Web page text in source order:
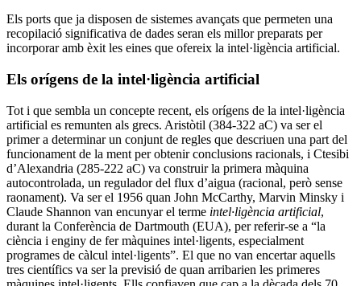
Els ports que ja disposen de sistemes avançats que permeten una
recopilació significativa de dades seran els millor preparats per
incorporar amb èxit les eines que ofereix la intel·ligència artificial.
Els orígens de la intel·ligència artificial
Tot i que sembla un concepte recent, els orígens de la intel·ligència
artificial es remunten als grecs. Aristòtil (384-322 aC) va ser el
primer a determinar un conjunt de regles que descriuen una part del
funcionament de la ment per obtenir conclusions racionals, i Ctesibi
d’Alexandria (285-222 aC) va construir la primera màquina
autocontrolada, un regulador del flux d’aigua (racional, però sense
raonament). Va ser el 1956 quan John McCarthy, Marvin Minsky i
Claude Shannon van encunyar el terme intel·ligència artificial,
durant la Conferència de Dartmouth (EUA), per referir-se a “la
ciència i enginy de fer màquines intel·ligents, especialment
programes de càlcul intel·ligents”. El que no van encertar aquells
tres científics va ser la previsió de quan arribarien les primeres